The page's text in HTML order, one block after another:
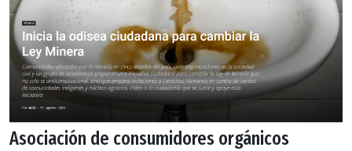
Asociación de consumidores orgánicos